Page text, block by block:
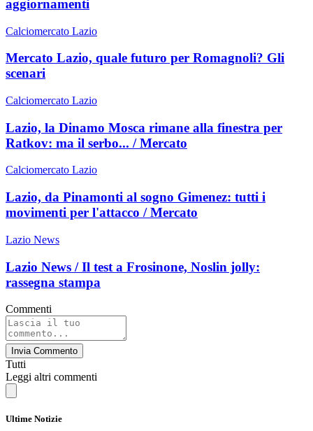
aggiornamenti
Calciomercato Lazio
Mercato Lazio, quale futuro per Romagnoli? Gli
scenari
Calciomercato Lazio
Lazio, la Dinamo Mosca rimane alla finestra per
Ratkov: ma il serbo... / Mercato
Calciomercato Lazio
Lazio, da Pinamonti al sogno Gimenez: tutti i
movimenti per l'attacco / Mercato
Lazio News
Lazio News / Il test a Frosinone, Noslin jolly:
rassegna stampa
Commenti
Invia Commento
Tutti
Leggi altri commenti
Ultime Notizie